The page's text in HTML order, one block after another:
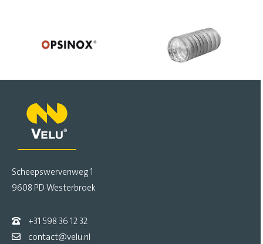
Scheepswervenweg 1
9608 PD Westerbroek
+31 598 36 12 32
contact@velu.nl